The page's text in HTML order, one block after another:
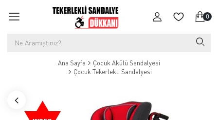
0
Ana Sayfa
Çocuk Akülü Sandalyesi
Çocuk Tekerlekli Sandalyesi